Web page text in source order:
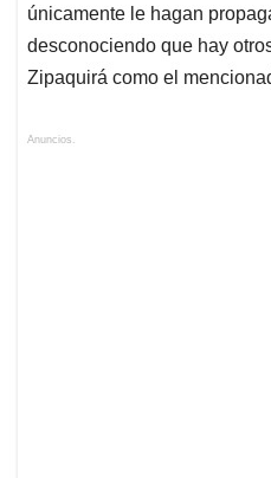
únicamente le hagan
desconociendo que hay
Zipaquirá como el
Anuncios.